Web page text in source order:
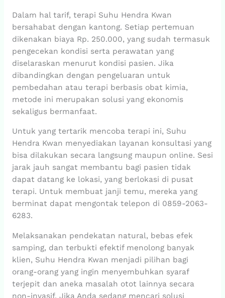
Dalam hal tarif, terapi Suhu Hendra Kwan
bersahabat dengan kantong. Setiap pertemuan
dikenakan biaya Rp. 250.000, yang sudah termasuk
pengecekan kondisi serta perawatan yang
diselaraskan menurut kondisi pasien. Jika
dibandingkan dengan pengeluaran untuk
pembedahan atau terapi berbasis obat kimia,
metode ini merupakan solusi yang ekonomis
sekaligus bermanfaat.
Untuk yang tertarik mencoba terapi ini, Suhu
Hendra Kwan menyediakan layanan konsultasi yang
bisa dilakukan secara langsung maupun online. Sesi
jarak jauh sangat membantu bagi pasien tidak
dapat datang ke lokasi, yang berlokasi di pusat
terapi. Untuk membuat janji temu, mereka yang
berminat dapat mengontak telepon di 0859-2063-
6283.
Melaksanakan pendekatan natural, bebas efek
samping, dan terbukti efektif menolong banyak
klien, Suhu Hendra Kwan menjadi pilihan bagi
orang-orang yang ingin menyembuhkan syaraf
terjepit dan aneka masalah otot lainnya secara
non-invasif. Jika Anda sedang mencari solusi